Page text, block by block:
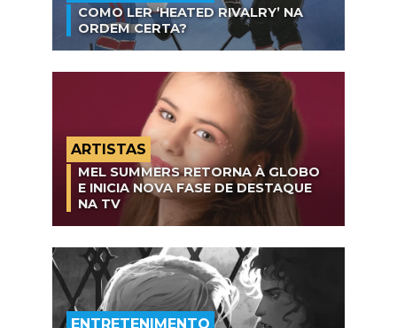
COMO LER ‘HEATED RIVALRY’ NA
ORDEM CERTA?
ARTISTAS
MEL SUMMERS RETORNA À GLOBO
E INICIA NOVA FASE DE DESTAQUE
NA TV
ENTRETENIMENTO